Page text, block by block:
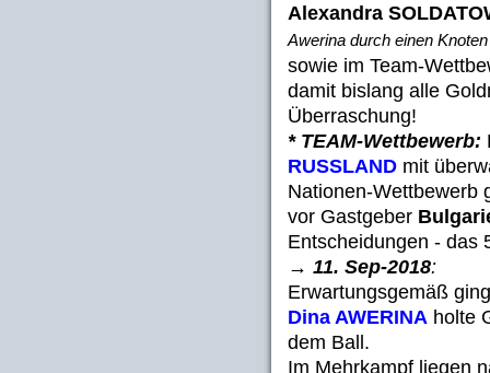
Alexandra
Awerina durch einen
sowie im Team-
damit bislang alle
Überraschung!
* TEAM-Wettbewerb:
RUSSLAND mit
Nationen-Wettbewerb
vor Gastgeber
Entscheidungen - das
→ 11. Sep-2018:
Erwartungsgemäß
Dina AWERINA holte
dem Ball.
Im Mehrkampf liegen